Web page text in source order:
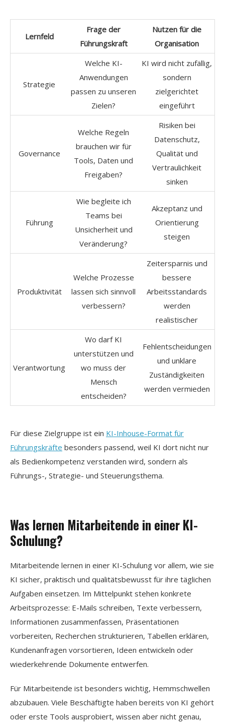
Lernfeld
Frage der
Führungskraft
Nutzen für die
Organisation
Strategie
Welche KI-
Anwendungen
passen zu unseren
Zielen?
KI wird nicht zufällig,
sondern
zielgerichtet
eingeführt
Governance
Welche Regeln
brauchen wir für
Tools, Daten und
Freigaben?
Risiken bei
Datenschutz,
Qualität und
Vertraulichkeit
sinken
Führung
Wie begleite ich
Teams bei
Unsicherheit und
Veränderung?
Akzeptanz und
Orientierung
steigen
Produktivität
Welche Prozesse
lassen sich sinnvoll
verbessern?
Zeitersparnis und
bessere
Arbeitsstandards
werden
realistischer
Verantwortung
Wo darf KI
unterstützen und
wo muss der
Mensch
entscheiden?
Fehlentscheidungen
und unklare
Zuständigkeiten
werden vermieden
Für diese Zielgruppe ist ein KI-Inhouse-Format für
Führungskräfte besonders passend, weil KI dort nicht nur
als Bedienkompetenz verstanden wird, sondern als
Führungs-, Strategie- und Steuerungsthema.
Was lernen Mitarbeitende in einer KI-
Schulung?
Mitarbeitende lernen in einer KI-Schulung vor allem, wie sie
KI sicher, praktisch und qualitätsbewusst für ihre täglichen
Aufgaben einsetzen. Im Mittelpunkt stehen konkrete
Arbeitsprozesse: E-Mails schreiben, Texte verbessern,
Informationen zusammenfassen, Präsentationen
vorbereiten, Recherchen strukturieren, Tabellen erklären,
Kundenanfragen vorsortieren, Ideen entwickeln oder
wiederkehrende Dokumente entwerfen.
Für Mitarbeitende ist besonders wichtig, Hemmschwellen
abzubauen. Viele Beschäftigte haben bereits von KI gehört
oder erste Tools ausprobiert, wissen aber nicht genau,